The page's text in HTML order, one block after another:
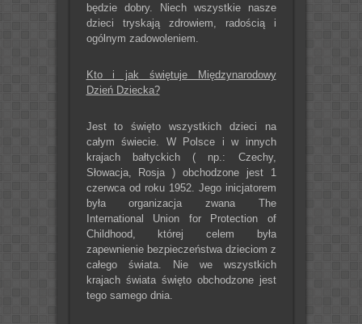
będzie dobry. Niech wszystkie nasze
dzieci tryskają zdrowiem, radością i
ogólnym zadowoleniem.
Kto i jak świętuje Międzynarodowy
Dzień Dziecka?
Jest to święto wszystkich dzieci na
całym świecie. W Polsce i w innych
krajach bałtyckich ( np.: Czechy,
Słowacja, Rosja ) obchodzone jest 1
czerwca od roku 1952. Jego inicjatorem
była organizacja zwana The
International Union for Protection of
Childhood, której celem była
zapewnienie bezpieczeństwa dzieciom z
całego świata. Nie we wszystkich
krajach świata święto obchodzone jest
tego samego dnia.